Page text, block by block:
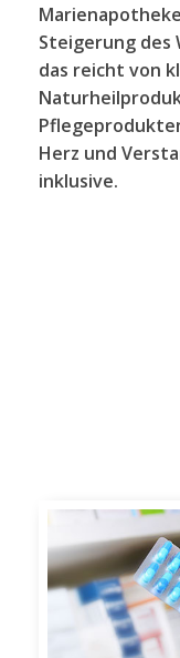
Steigerung des
das reicht von
Herz und
inklusive.